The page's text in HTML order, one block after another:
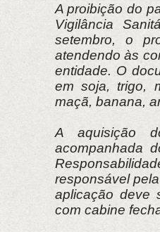
A proibição do
Vigilância
setembro, o
atendendo às
entidade. O
em soja, trigo,
maçã, banana,
A aquisição
acompanhada
responsável
aplicação deve
com cabine